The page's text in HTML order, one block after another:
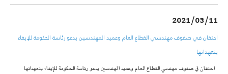
2021/03/11
احتقان في صفوف مهندسي القطاع العام وعميد المهندسين يدعو رئاسة الحكومة للإيفاء
بتعهداتها
احتقان في صفوف مهندسي القطاع العام وعميد المهندسين يدعو رئاسة الحكومة للإيفاء بتعهداتها